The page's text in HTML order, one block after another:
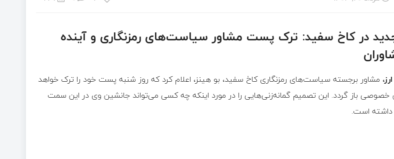
در کاخ سفید: ترک پست مشاور سیاست‌های رمزنگاری و آینده
مشاور برجسته سیاست‌های رمزنگاری کاخ سفید، بو هینز، اعلام کرد که روز شنبه پست خود را ترک خواهد
باز گردد. این تصمیم گمانه‌زنی‌هایی را در مورد اینکه چه کسی می‌تواند جانشین وی در این سمت
داشته است.